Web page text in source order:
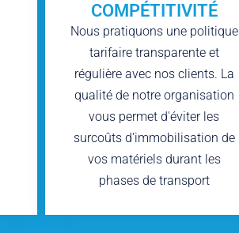
COMPÉTITIVITÉ
Nous pratiquons une politique
tarifaire transparente et
régulière avec nos clients. La
qualité de notre organisation
vous permet d'éviter les
surcoûts d'immobilisation de
vos matériels durant les
phases de transport